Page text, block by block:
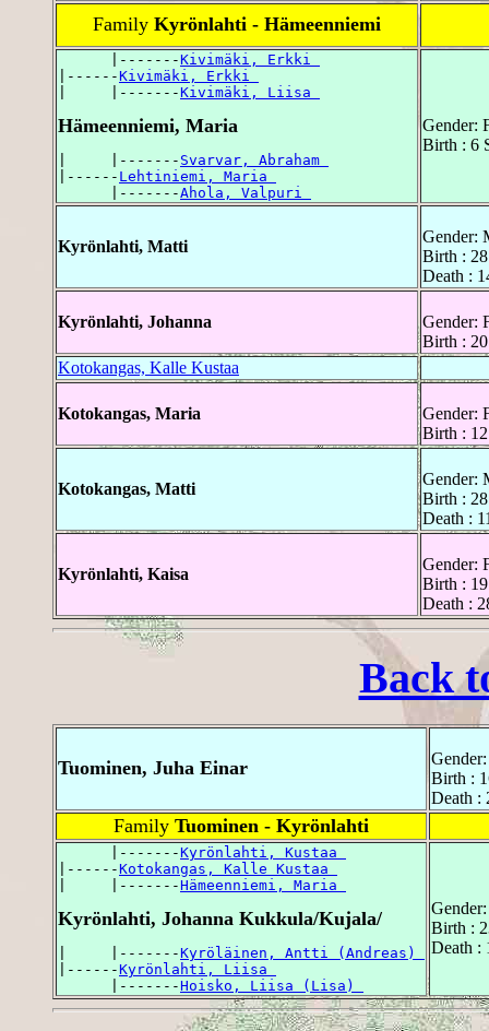
Family Kyrönlahti - Hämeenniemi
      |-------
Kivimäki, Erkki
|------Kivimäki, Erkki
|     |-------Kivimäki, Liisa
Hämeenniemi, Maria
|     |------- Svarvar, Abraham
|------ Lehtiniemi, Maria
      |-------
Ahola, Valpuri
Gender:
Birth : 6
Kyrönlahti, Matti
Gender:
Birth :
Death :
Kyrönlahti, Johanna
Gender:
Birth :
Kotokangas, Kalle Kustaa
Kotokangas, Maria
Gender:
Birth :
Kotokangas, Matti
Gender:
Birth :
Death :
Kyrönlahti, Kaisa
Gender:
Birth :
Death :
Back
Tuominen, Juha Einar
Birth :
Death :
Family Tuominen - Kyrönlahti
      |-------
Kyrönlahti, Kustaa
|------Kotokangas, Kalle Kustaa
|     |-------Hämeenniemi, Maria
Kyrönlahti, Johanna Kukkula/Kujala/
|     |-------Kyröläinen, Antti (Andreas)
|------Kyrönlahti, Liisa
      |-------
Hoisko, Liisa (Lisa)
Birth :
Death :